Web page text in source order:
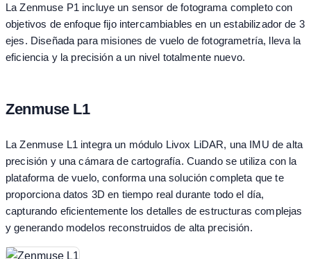
La Zenmuse P1 incluye un sensor de fotograma completo con
objetivos de enfoque fijo intercambiables en un estabilizador de 3
ejes. Diseñada para misiones de vuelo de fotogrametría, lleva la
eficiencia y la precisión a un nivel totalmente nuevo.
Zenmuse L1
La Zenmuse L1 integra un módulo Livox LiDAR, una IMU de alta
precisión y una cámara de cartografía. Cuando se utiliza con la
plataforma de vuelo, conforma una solución completa que te
proporciona datos 3D en tiempo real durante todo el día,
capturando eficientemente los detalles de estructuras complejas
y generando modelos reconstruidos de alta precisión.